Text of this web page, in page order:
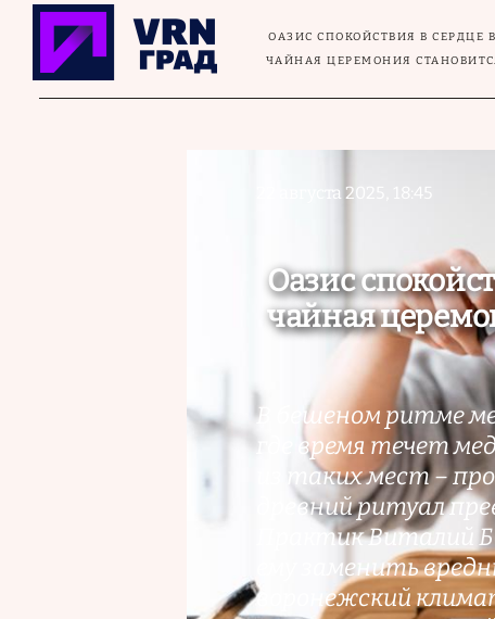
Перейти к основному содержанию
ОАЗИС СПОКОЙСТВИЯ В СЕРДЦЕ
ЧАЙНАЯ ЦЕРЕМОНИЯ
22 августа 2025, 18:45
Оазис
чайная
В бешеном ритме
где время течет
из таких мест –
древний ритуал
Практик Виталий
ему заменить
воронежский